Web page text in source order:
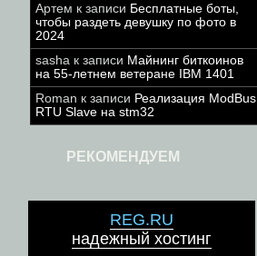
Артем к записи Бесплатные боты,
чтобы раздеть девушку по фото в
2024
sasha к записи Майнинг биткоинов
на 55-летнем ветеране IBM 1401
Roman к записи Реализация ModBus
RTU Slave на stm32
РЕКОМЕНДУЕМ
REG.RU
надежный хостинг